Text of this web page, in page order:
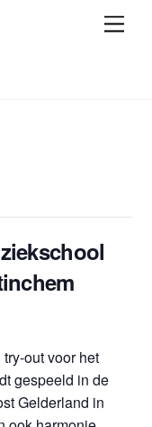
out voor het
gespeeld in de
Gelderland in